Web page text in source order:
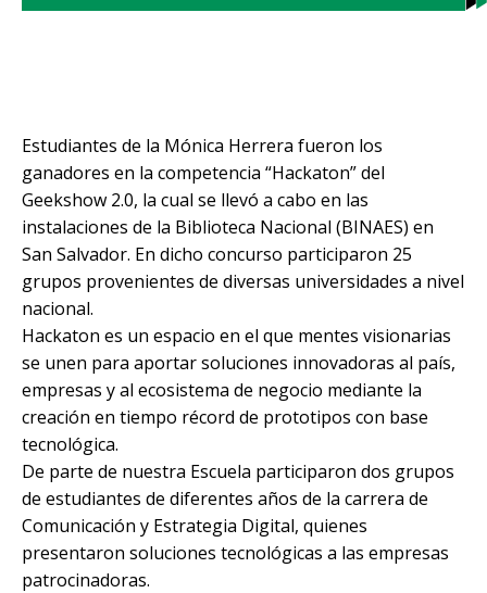
Estudiantes de la Mónica Herrera fueron los
ganadores en la competencia “Hackaton” del
Geekshow 2.0, la cual se llevó a cabo en las
instalaciones de la Biblioteca Nacional (BINAES) en
San Salvador. En dicho concurso participaron 25
grupos provenientes de diversas universidades a nivel
nacional.
Hackaton es un espacio en el que mentes visionarias
se unen para aportar soluciones innovadoras al país,
empresas y al ecosistema de negocio mediante la
creación en tiempo récord de prototipos con base
tecnológica.
De parte de nuestra Escuela participaron dos grupos
de estudiantes de diferentes años de la carrera de
Comunicación y Estrategia Digital, quienes
presentaron soluciones tecnológicas a las empresas
patrocinadoras.